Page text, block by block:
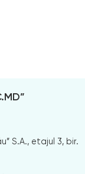
S.A., etajul 3, bir.